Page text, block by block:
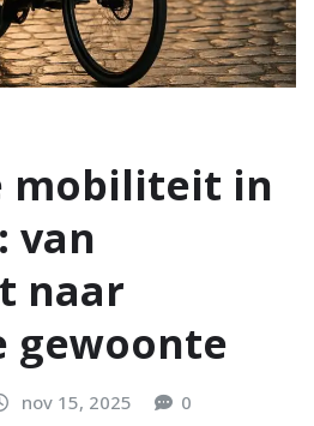
mobiliteit in
van
naar
gewoonte
nov 15, 2025 0